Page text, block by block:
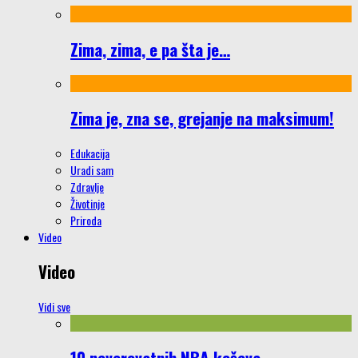
Zima, zima, e pa šta je…
Zima je, zna se, grejanje na maksimum!
Edukacija
Uradi sam
Zdravlje
Životinje
Priroda
Video
Video
Vidi sve